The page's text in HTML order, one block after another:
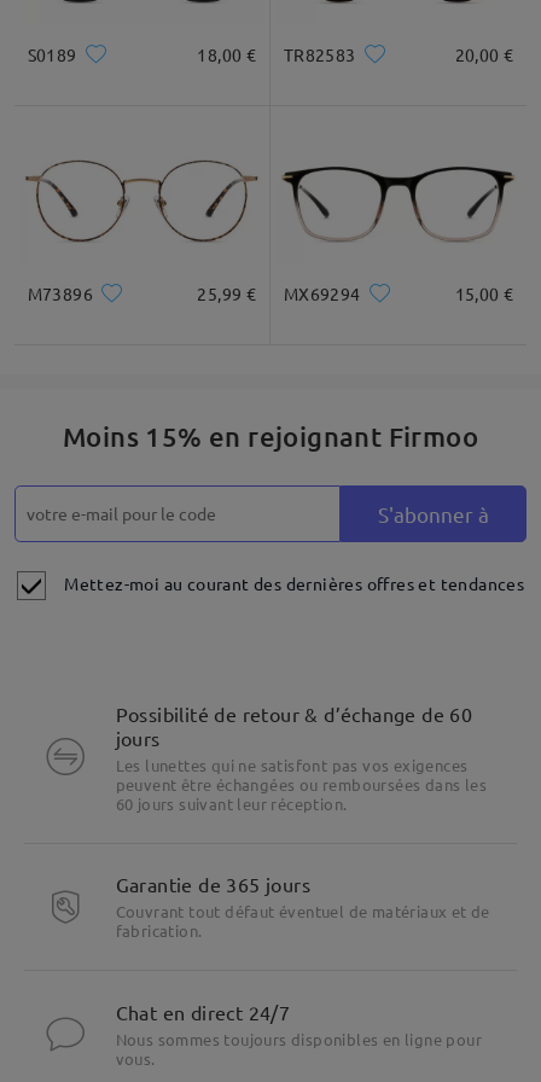
* Uniquement à titre de référence
Description du produit
Mettre en évidence les spécificités
S0189 18,00 € TR82583 20,00 €
M73896 25,99 € MX69294 15,00 €
Moins 15% en rejoignant Firmoo
S'abonner à
Mettez-moi au courant des dernières offres et tendances
Possibilité de retour & d’échange de 60
jours
Les lunettes qui ne satisfont pas vos exigences
peuvent être échangées ou remboursées dans les
60 jours suivant leur réception.
Garantie de 365 jours
Couvrant tout défaut éventuel de matériaux et de
fabrication.
Chat en direct 24/7
Nous sommes toujours disponibles en ligne pour
vous.